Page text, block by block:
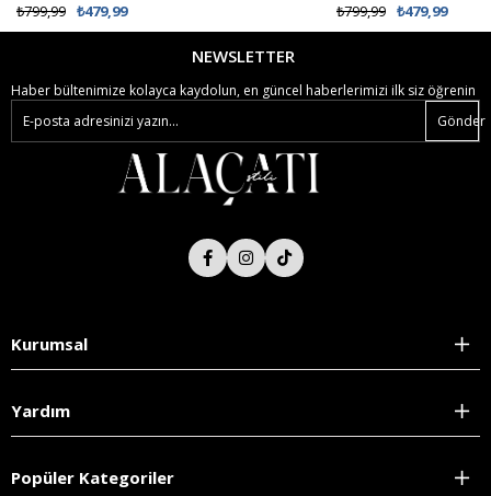
₺479,99
₺799,99 ₺479,99
₺799,99
NEWSLETTER
Haber bültenimize kolayca kaydolun, en güncel haberlerimizi ilk siz öğrenin
Gönder
Kurumsal
Yardım
Popüler Kategoriler